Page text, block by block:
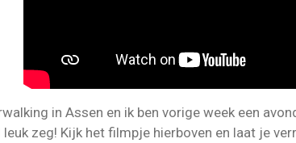
in Assen en ik ben vorige week een
zeg! Kijk het filmpje hierboven en laat je